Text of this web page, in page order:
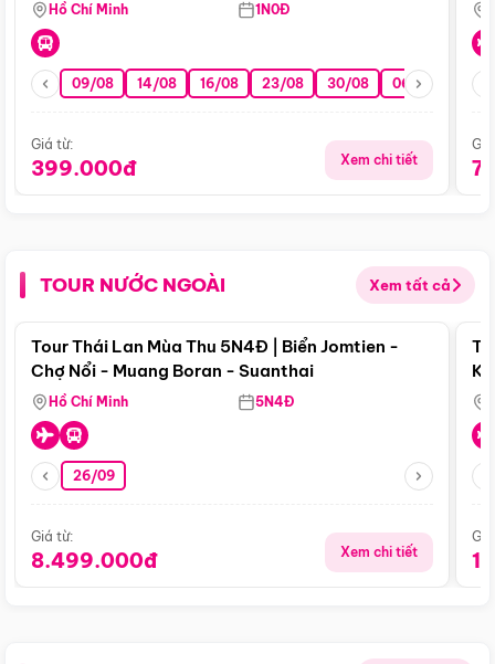
Hồ Chí Minh 1N0Đ
09/08 14/08 16/08 23/08 30/08 06/09 13/09
Giá từ:
399.000đ Xem chi tiết
TOUR NƯỚC NGOÀI Xem tất cả
Điểm nổi bật
Tour Thái Lan Mùa Thu 5N4Đ | Biển Jomtien -
Chợ Nổi - Muang Boran - Suanthai
Hồ Chí Minh 5N4Đ
26/09
Giá từ:
8.499.000đ Xem chi tiết